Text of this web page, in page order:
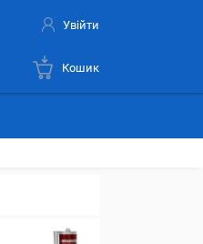
Увійти
Кошик